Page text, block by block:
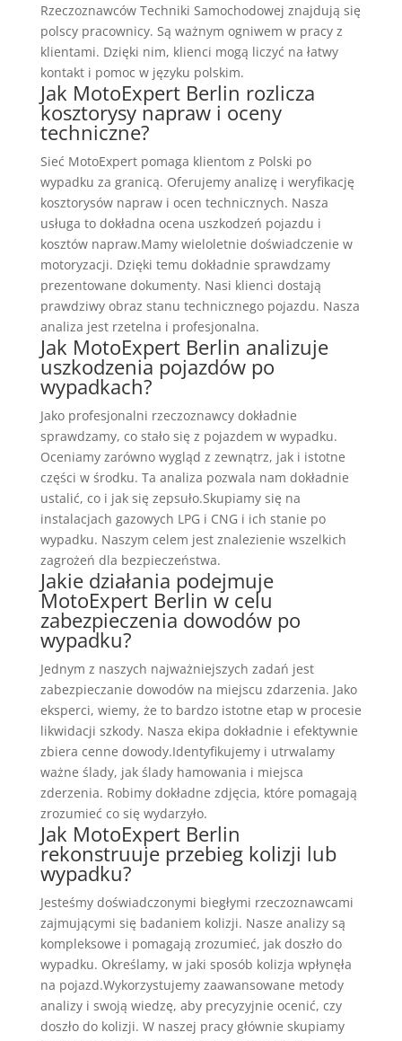
Rzeczoznawców Techniki Samochodowej znajdują się
polscy pracownicy. Są ważnym ogniwem w pracy z
klientami. Dzięki nim, klienci mogą liczyć na łatwy
kontakt i pomoc w języku polskim.
Jak MotoExpert Berlin rozlicza
kosztorysy napraw i oceny
techniczne?
Sieć MotoExpert pomaga klientom z Polski po
wypadku za granicą. Oferujemy analizę i weryfikację
kosztorysów napraw i ocen technicznych. Nasza
usługa to dokładna ocena uszkodzeń pojazdu i
kosztów napraw.Mamy wieloletnie doświadczenie w
motoryzacji. Dzięki temu dokładnie sprawdzamy
prezentowane dokumenty. Nasi klienci dostają
prawdziwy obraz stanu technicznego pojazdu. Nasza
analiza jest rzetelna i profesjonalna.
Jak MotoExpert Berlin analizuje
uszkodzenia pojazdów po
wypadkach?
Jako profesjonalni rzeczoznawcy dokładnie
sprawdzamy, co stało się z pojazdem w wypadku.
Oceniamy zarówno wygląd z zewnątrz, jak i istotne
części w środku. Ta analiza pozwala nam dokładnie
ustalić, co i jak się zepsuło.Skupiamy się na
instalacjach gazowych LPG i CNG i ich stanie po
wypadku. Naszym celem jest znalezienie wszelkich
zagrożeń dla bezpieczeństwa.
Jakie działania podejmuje
MotoExpert Berlin w celu
zabezpieczenia dowodów po
wypadku?
Jednym z naszych najważniejszych zadań jest
zabezpieczanie dowodów na miejscu zdarzenia. Jako
eksperci, wiemy, że to bardzo istotne etap w procesie
likwidacji szkody. Nasza ekipa dokładnie i efektywnie
zbiera cenne dowody.Identyfikujemy i utrwalamy
ważne ślady, jak ślady hamowania i miejsca
zderzenia. Robimy dokładne zdjęcia, które pomagają
zrozumieć co się wydarzyło.
Jak MotoExpert Berlin
rekonstruuje przebieg kolizji lub
wypadku?
Jesteśmy doświadczonymi biegłymi rzeczoznawcami
zajmującymi się badaniem kolizji. Nasze analizy są
kompleksowe i pomagają zrozumieć, jak doszło do
wypadku. Określamy, w jaki sposób kolizja wpłynęła
na pojazd.Wykorzystujemy zaawansowane metody
analizy i swoją wiedzę, aby precyzyjnie ocenić, czy
doszło do kolizji. W naszej pracy głównie skupiamy